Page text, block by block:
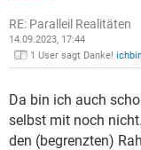
RE: Paralleil Realitäten
14.09.2023, 17:44
1 User sagt Danke!
Da bin ich auch
selbst mit noch
den (begrenzten)